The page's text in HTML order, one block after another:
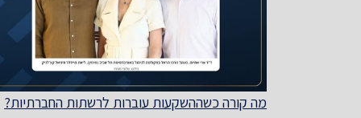
מה קורה כשההשקעות עוברות לרשתות החברתיות?